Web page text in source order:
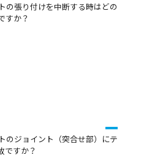
の張り付けを中断する時はどの
すか？
のジョイント（突合せ部）にテ
ですか？